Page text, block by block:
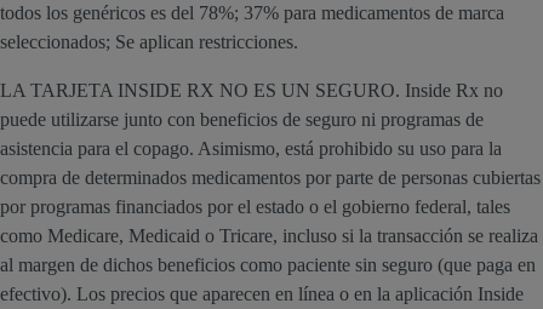
todos los genéricos es del 78%; 37% para medicamentos de marca
seleccionados; Se aplican restricciones.
LA TARJETA INSIDE RX NO ES UN SEGURO. Inside Rx no
puede utilizarse junto con beneficios de seguro ni programas de
asistencia para el copago. Asimismo, está prohibido su uso para la
compra de determinados medicamentos por parte de personas cubiertas
por programas financiados por el estado o el gobierno federal, tales
como Medicare, Medicaid o Tricare, incluso si la transacción se realiza
al margen de dichos beneficios como paciente sin seguro (que paga en
efectivo). Los precios que aparecen en línea o en la aplicación Inside